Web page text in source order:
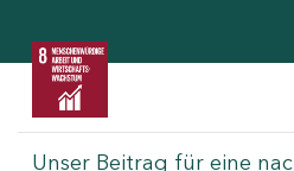
Unser Beitrag für eine